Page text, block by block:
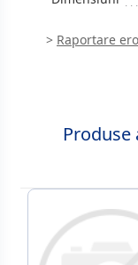
> Raportare
Produse